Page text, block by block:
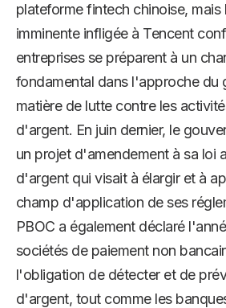
plateforme fintech chinoise, mais
imminente infligée à Tencent
entreprises se préparent à un
fondamental dans l'approche du
matière de lutte contre les
d'argent. En juin dernier, le
un projet d'amendement à sa loi
d'argent qui visait à élargir et à
champ d'application de ses
PBOC a également déclaré
sociétés de paiement non
l'obligation de détecter et de
d'argent, tout comme les